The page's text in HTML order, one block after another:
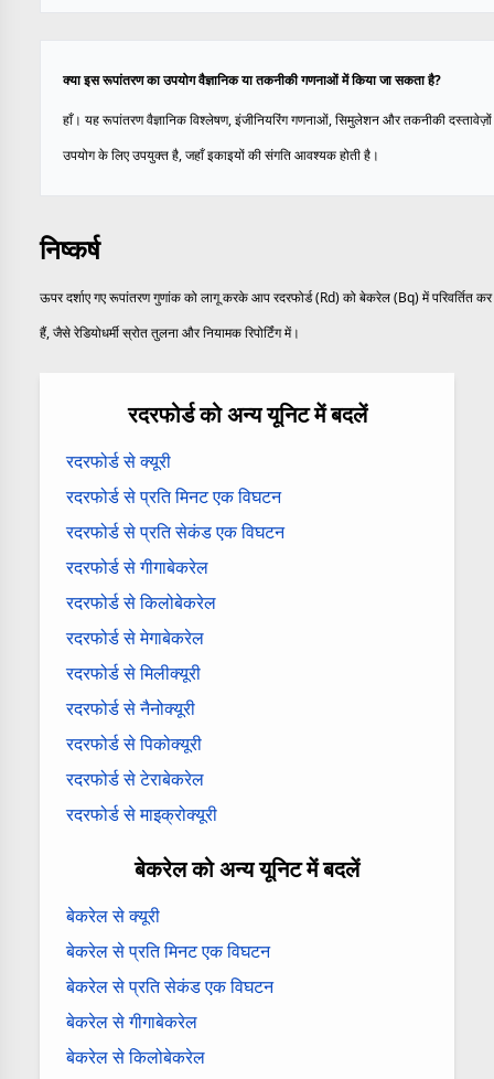
क्या इस रूपांतरण का उपयोग वैज्ञानिक या तकनीकी गणनाओं में किया जा सकता है?
हाँ। यह रूपांतरण वैज्ञानिक विश्लेषण, इंजीनियरिंग गणनाओं, सिमुलेशन और तकनीकी
उपयोग के लिए उपयुक्त है, जहाँ इकाइयों की संगति आवश्यक होती है।
निष्कर्ष
ऊपर दर्शाए गए रूपांतरण गुणांक को लागू करके आप रदरफोर्ड (Rd) को बेकरेल (Bq) में परिवर्तित
हैं, जैसे रेडियोधर्मी स्रोत तुलना और नियामक रिपोर्टिंग में।
रदरफोर्ड को अन्य यूनिट में बदलें
रदरफोर्ड से क्यूरी
रदरफोर्ड से प्रति मिनट एक विघटन
रदरफोर्ड से प्रति सेकंड एक विघटन
रदरफोर्ड से गीगाबेकरेल
रदरफोर्ड से किलोबेकरेल
रदरफोर्ड से मेगाबेकरेल
रदरफोर्ड से मिलीक्यूरी
रदरफोर्ड से नैनोक्यूरी
रदरफोर्ड से पिकोक्यूरी
रदरफोर्ड से टेराबेकरेल
रदरफोर्ड से माइक्रोक्यूरी
बेकरेल को अन्य यूनिट में बदलें
बेकरेल से क्यूरी
बेकरेल से प्रति मिनट एक विघटन
बेकरेल से प्रति सेकंड एक विघटन
बेकरेल से गीगाबेकरेल
बेकरेल से किलोबेकरेल